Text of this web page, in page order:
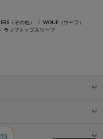
（その他）
WOUF（ウーフ）
ラップトップスリーブ